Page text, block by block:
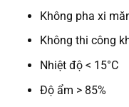
Không pha xi
Không thi công
Nhiệt độ < 15°C
Độ ẩm > 85%